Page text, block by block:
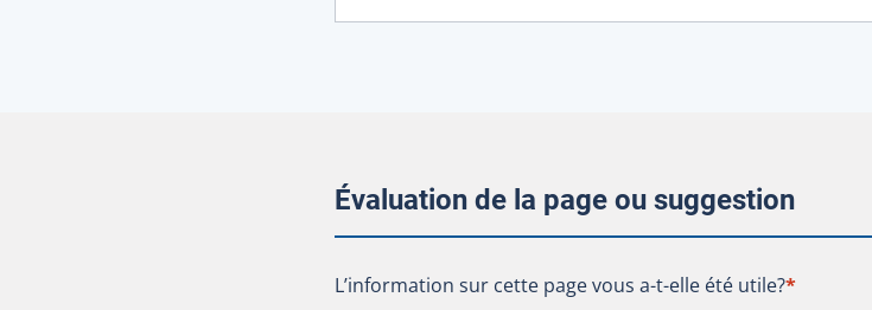
Évaluation de la page ou suggestion
L’information sur cette page vous a-t-elle été utile?
L’information sur cette page vous a-t-elle été utile?*